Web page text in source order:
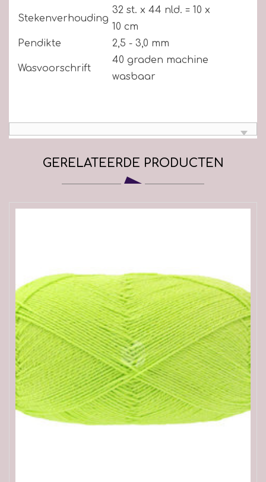
Stekenverhouding
32 st. x 44 nld. = 10 x
10 cm
Pendikte
2,5 - 3,0 mm
Wasvoorschrift
40 graden machine
wasbaar
GERELATEERDE PRODUCTEN